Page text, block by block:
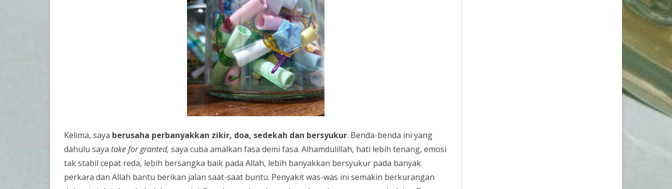
Kelima, saya berusaha perbanyakkan zikir, doa, sedekah dan bersyukur. Benda-benda ini yang
dahulu saya take for granted, saya cuba amalkan fasa demi fasa. Alhamdulillah, hati lebih tenang, emosi
tak stabil cepat reda, lebih bersangka baik pada Allah, lebih banyakkan bersyukur pada banyak
perkara dan Allah bantu berikan jalan saat-saat buntu. Penyakit was-was ini semakin berkurangan